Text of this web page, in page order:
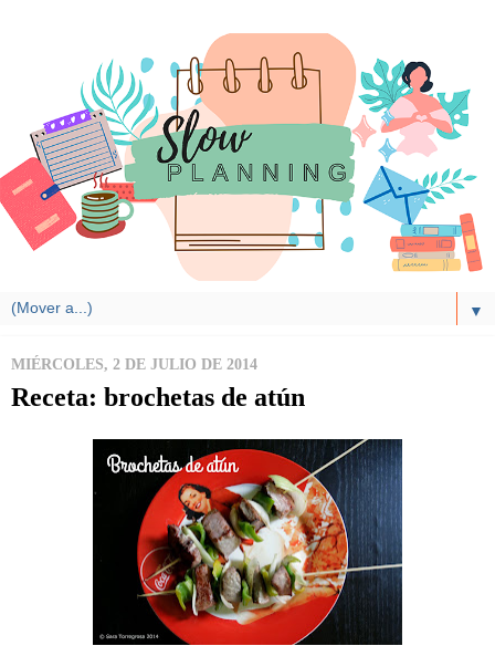
▼
MIÉRCOLES, 2 DE JULIO DE 2014
Receta: brochetas de atún